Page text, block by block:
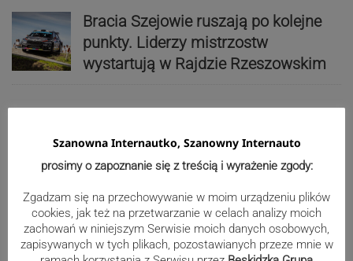
Bracia Szejowie ruszają po kolejne
punkty. Liderzy mistrzostw
wystartują w Rajdzie Rzeszowskim
działo! SZCZEGÓŁOWY PROGRAM
Kaniów stolicą europejskiego kajak
polo. Kilkadziesiąt drużyn z całej
Szanowna Internautko, Szanowny Internauto
prosimy o zapoznanie się z treścią i wyrażenie zgody:
Zgadzam się na przechowywanie w moim urządzeniu plików
cookies, jak też na przetwarzanie w celach analizy moich
zachowań w niniejszym Serwisie moich danych osobowych,
zapisywanych w tych plikach, pozostawianych przeze mnie w